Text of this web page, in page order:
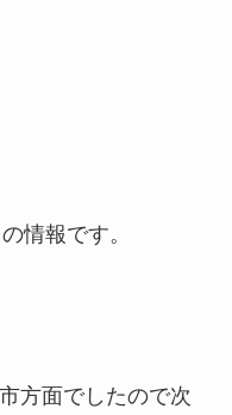
の情報です。
方面でしたので次